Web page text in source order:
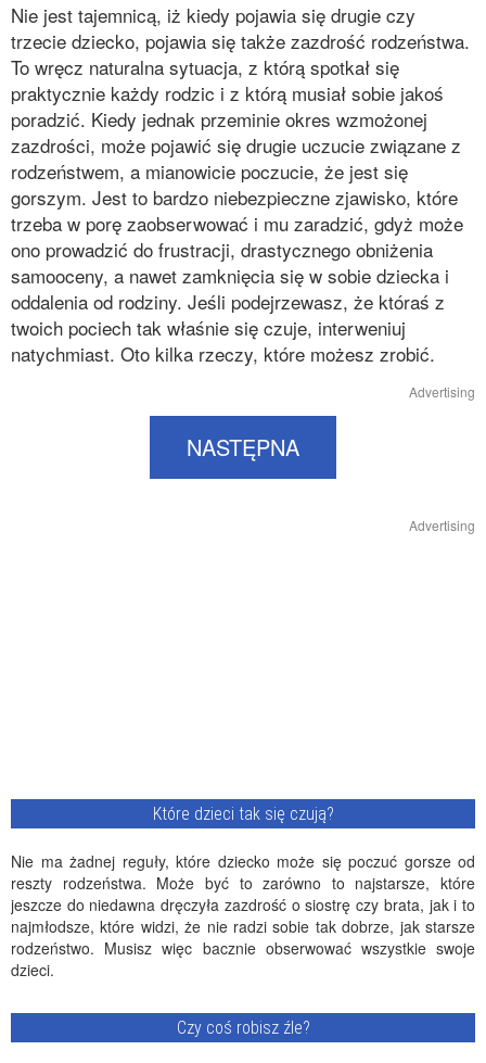
Nie jest tajemnicą, iż kiedy pojawia się drugie czy
trzecie dziecko, pojawia się także zazdrość rodzeństwa.
To wręcz naturalna sytuacja, z którą spotkał się
praktycznie każdy rodzic i z którą musiał sobie jakoś
poradzić. Kiedy jednak przeminie okres wzmożonej
zazdrości, może pojawić się drugie uczucie związane z
rodzeństwem, a mianowicie poczucie, że jest się
gorszym. Jest to bardzo niebezpieczne zjawisko, które
trzeba w porę zaobserwować i mu zaradzić, gdyż może
ono prowadzić do frustracji, drastycznego obniżenia
samooceny, a nawet zamknięcia się w sobie dziecka i
oddalenia od rodziny. Jeśli podejrzewasz, że któraś z
twoich pociech tak właśnie się czuje, interweniuj
natychmiast. Oto kilka rzeczy, które możesz zrobić.
Advertising
NASTĘPNA
Advertising
Które dzieci tak się czują?
Nie ma żadnej reguły, które dziecko może się poczuć gorsze od
reszty rodzeństwa. Może być to zarówno to najstarsze, które
jeszcze do niedawna dręczyła zazdrość o siostrę czy brata, jak i to
najmłodsze, które widzi, że nie radzi sobie tak dobrze, jak starsze
rodzeństwo. Musisz więc bacznie obserwować wszystkie swoje
dzieci.
Czy coś robisz źle?